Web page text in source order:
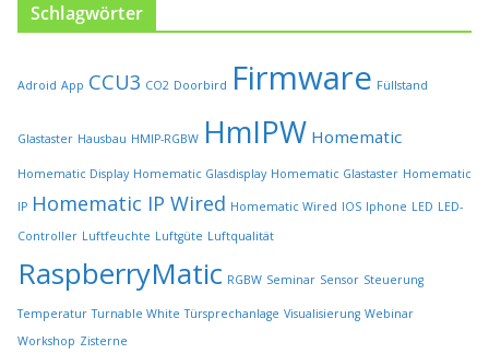
l
d
e
Schlagwörter
Adroid App CCU3 CO2 Doorbird Firmware Füllstand
Glastaster Hausbau HMIP-RGBW HmIPW Homematic
Homematic Display Homematic Glasdisplay Homematic Glastaster Homematic
IP Homematic IP Wired Homematic Wired IOS Iphone LED LED-
Controller Luftfeuchte Luftgüte Luftqualität
RaspberryMatic RGBW Seminar Sensor Steuerung
Temperatur Turnable White Türsprechanlage Visualisierung Webinar
Workshop Zisterne